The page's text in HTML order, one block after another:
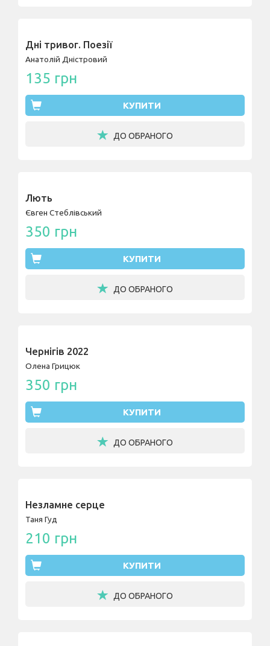
Дні тривог. Поезії
Анатолій Дністровий
135 грн
КУПИТИ
ДО ОБРАНОГО
Лють
Євген Стеблівський
350 грн
КУПИТИ
ДО ОБРАНОГО
Чернігів 2022
Олена Грицюк
350 грн
КУПИТИ
ДО ОБРАНОГО
Незламне серце
Таня Гуд
210 грн
КУПИТИ
ДО ОБРАНОГО